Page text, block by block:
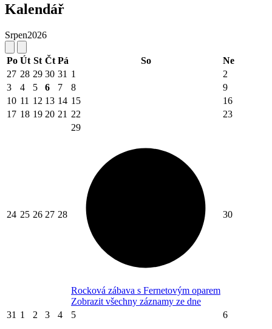
Kalendář
Srpen2026
Po Út St Čt Pá So
Ne
27 28 29 30 31 1
2
3
4 5 6 7 8
9
10 11 12 13 14 15
16
17 18 19 20 21 22 23
24 25 26 27 28
29
Rocková zábava s Fernetovým oparem
Zobrazit všechny záznamy ze dne
30
31 1 2 3 4 5 6